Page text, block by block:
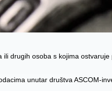
drugih osoba s kojima ostvaruje
unutar društva ASCOM-